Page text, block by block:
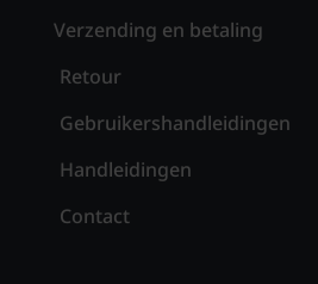
Verzending en betaling
Retour
Gebruikershandleidingen
Handleidingen
Contact